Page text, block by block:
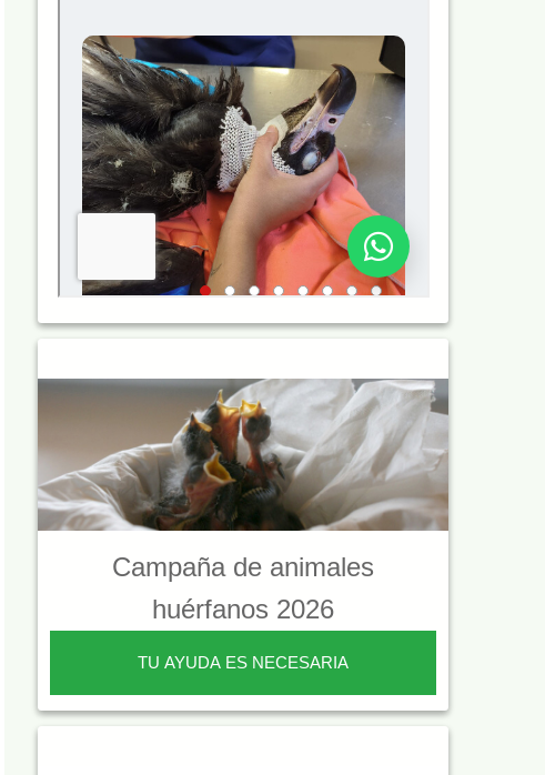
Campaña de animales
huérfanos 2026
TU AYUDA ES NECESARIA